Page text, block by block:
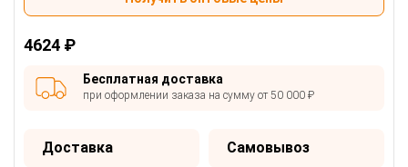
4624 ₽
Бесплатная доставка
при оформлении заказа на сумму от 50 000 ₽
Доставка Самовывоз